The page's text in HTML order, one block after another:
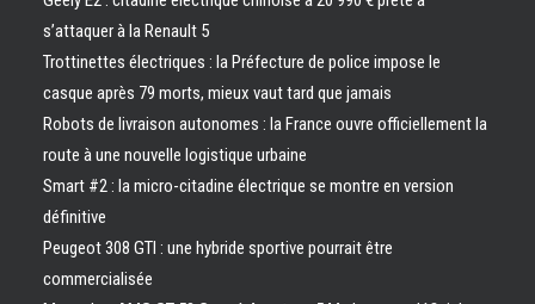
s’attaquer à la Renault 5
Trottinettes électriques : la Préfecture de police impose le
casque après 79 morts, mieux vaut tard que jamais
Robots de livraison autonomes : la France ouvre officiellement la
route à une nouvelle logistique urbaine
Smart #2 : la micro-citadine électrique se montre en version
définitive
Peugeot 308 GTI : une hybride sportive pourrait être
commercialisée